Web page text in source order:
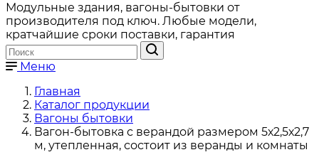
Модульные здания, вагоны-бытовки от
производителя под ключ. Любые модели,
кратчайшие сроки поставки, гарантия
Меню
Главная
Каталог продукции
Вагоны бытовки
Вагон-бытовка с верандой размером 5х2,5х2,7
м, утепленная, состоит из веранды и комнаты